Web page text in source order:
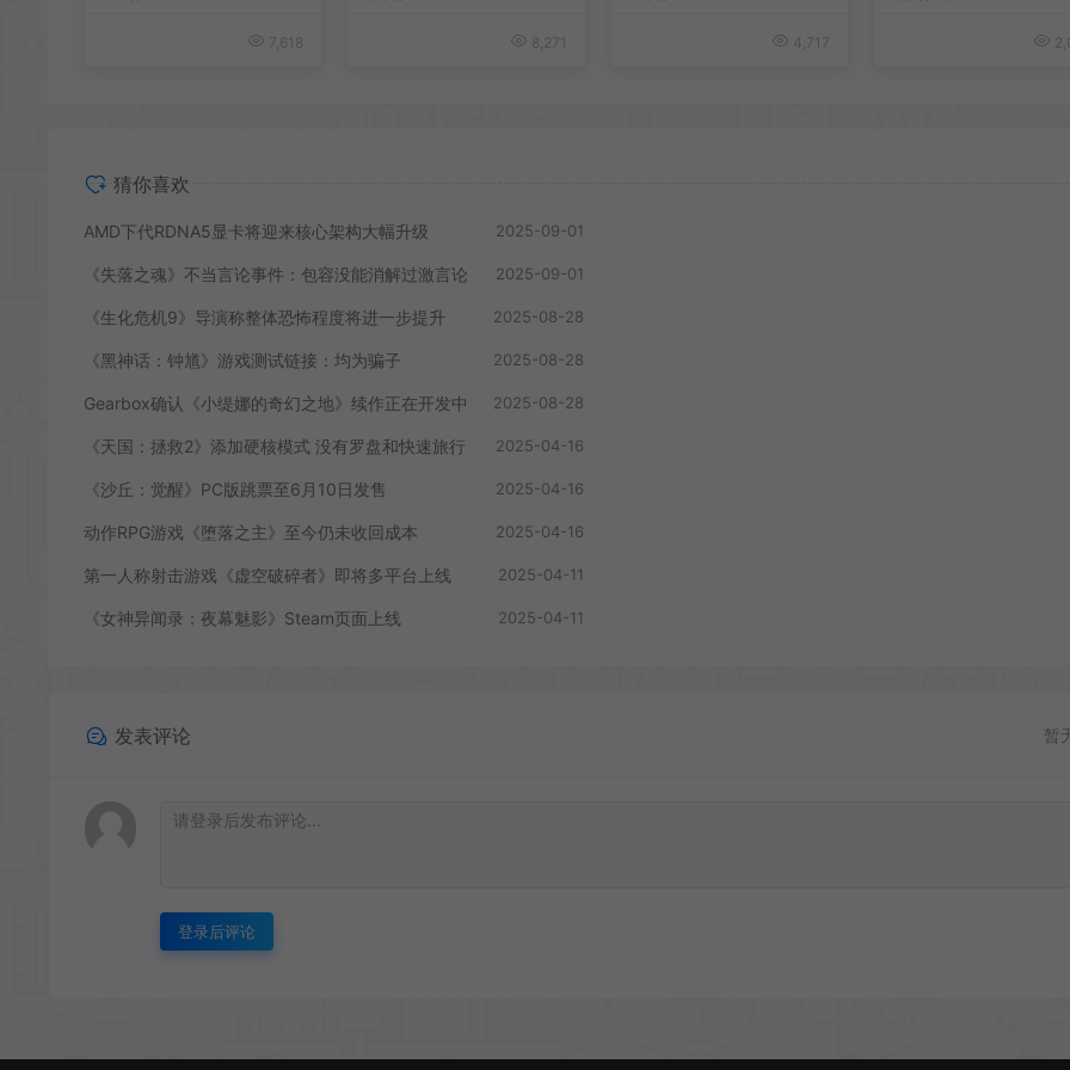
7,618 8,271 4,717
猜你喜欢
AMD下代RDNA5显卡将迎来核心架构大幅升级 2025-09-01
《失落之魂》不当言论事件：包容没能消解过激言论 2025-09-01
《生化危机9》导演称整体恐怖程度将进一步提升 2025-08-28
《黑神话：钟馗》游戏测试链接：均为骗子 2025-08-28
Gearbox确认《小缇娜的奇幻之地》续作正在开发中 2025-08-28
《天国：拯救2》添加硬核模式 没有罗盘和快速旅行 2025-04-16
《沙丘：觉醒》PC版跳票至6月10日发售 2025-04-16
动作RPG游戏《堕落之主》至今仍未收回成本 2025-04-16
第一人称射击游戏《虚空破碎者》即将多平台上线 2025-04-11
《女神异闻录：夜幕魅影》Steam页面上线 2025-04-11
发表评论 暂
登录后评论